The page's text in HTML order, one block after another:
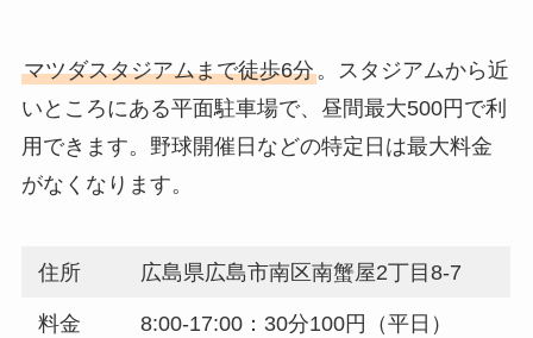
マツダスタジアムまで徒歩6分。スタジアムから近
いところにある平面駐車場で、昼間最大500円で利
用できます。野球開催日などの特定日は最大料金
がなくなります。
住所 広島県広島市南区南蟹屋2丁目8-7
料金
8:00-17:00：30分100円（平日）